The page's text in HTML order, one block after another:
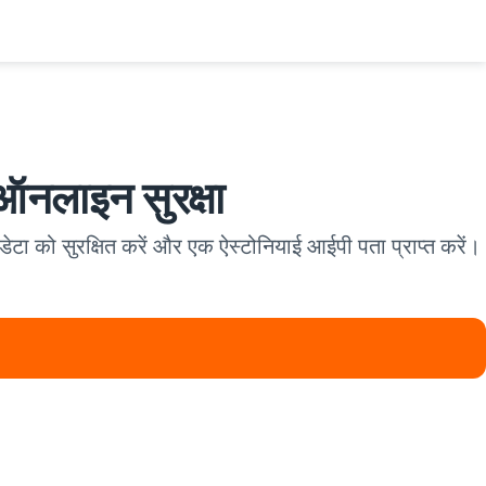
सुरक्षा
को सुरक्षित करें और एक ऐस्टोनियाई आईपी पता प्राप्त करें।